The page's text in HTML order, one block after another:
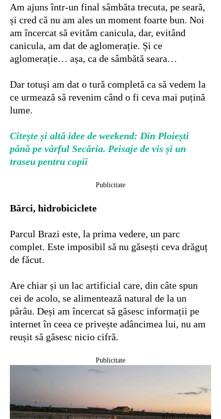
Am ajuns într-un final sâmbăta trecuta, pe seară,
și cred că nu am ales un moment foarte bun. Noi
am încercat să evităm canicula, dar, evitând
canicula, am dat de aglomerație. Și ce
aglomerație… așa, ca de sâmbătă seara…
Dar totuși am dat o tură completă ca să vedem la
ce urmează să revenim când o fi ceva mai puțină
lume.
Citește și altă idee de weekend: Din Ploiești
până pe vârful Secăria. Peisaje de vis și un
traseu pentru copii
Publicitate
Bărci, hidrobiciclete
Parcul Brazi este, la prima vedere, un parc
complet. Este imposibil să nu găsești ceva drăguț
de făcut.
Are chiar și un lac artificial care, din câte spun
cei de acolo, se alimentează natural de la un
pârâu. Deși am încercat să găsesc informații pe
internet în ceea ce privește adâncimea lui, nu am
reușit să găsesc nicio cifră.
Publicitate